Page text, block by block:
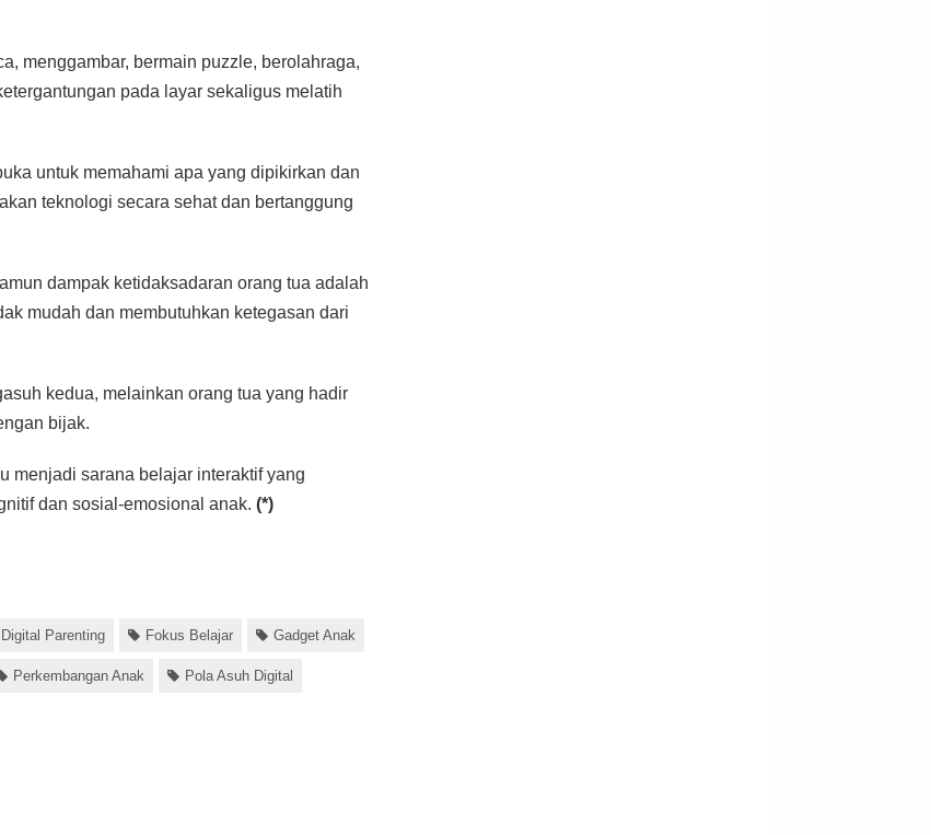
menggambar, bermain puzzle, berolahraga,
pada layar sekaligus melatih
untuk memahami apa yang dipikirkan dan
teknologi secara sehat dan bertanggung
dampak ketidaksadaran orang tua adalah
mudah dan membutuhkan ketegasan dari
kedua, melainkan orang tua yang hadir
bijak.
menjadi sarana belajar interaktif yang
dan sosial-emosional anak. (*)
Digital Parenting Fokus Belajar Gadget Anak
Perkembangan Anak Pola Asuh Digital